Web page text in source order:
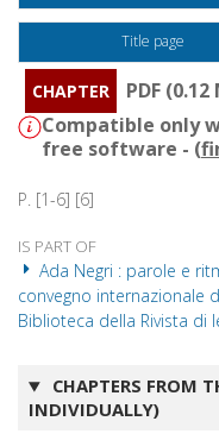
Title page
CHAPTER
PDF (0.12
Compatible only
free software - (
P. [1-6] [6]
IS PART OF
Ada Negri : parole e
convegno internazionale
Biblioteca della Rivista di
CHAPTERS FROM
INDIVIDUALLY)